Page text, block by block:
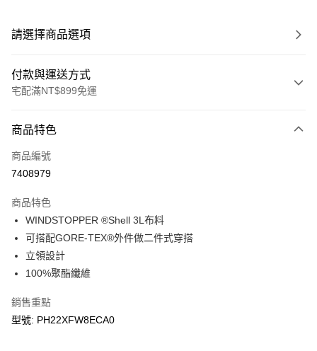
請選擇商品選項
付款與運送方式
宅配滿NT$899免運
信用卡一次付款
LINE Pay
悠遊付
Google Pay
運送方式
宅配
每筆NT$90，滿NT$899(含以上)免運費
商品特色
商品編號
7408979
商品特色
WINDSTOPPER ®Shell 3L布料
可搭配GORE-TEX®外件做二件式穿搭
立領設計
100%聚酯纖維
銷售重點
型號: PH22XFW8ECA0